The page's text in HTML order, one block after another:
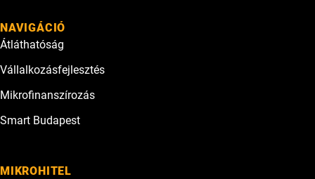
NAVIGÁCIÓ
Átláthatóság
Vállalkozásfejlesztés
Mikrofinanszírozás
Smart Budapest
MIKROHITEL